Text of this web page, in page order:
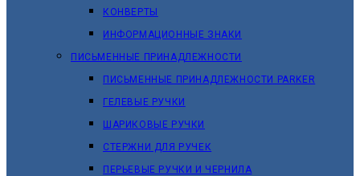
КОНВЕРТЫ
ИНФОРМАЦИОННЫЕ ЗНАКИ
ПИСЬМЕННЫЕ ПРИНАДЛЕЖНОСТИ
ПИСЬМЕННЫЕ ПРИНАДЛЕЖНОСТИ PARKER
ГЕЛЕВЫЕ РУЧКИ
ШАРИКОВЫЕ РУЧКИ
СТЕРЖНИ ДЛЯ РУЧЕК
ПЕРЬЕВЫЕ РУЧКИ И ЧЕРНИЛА